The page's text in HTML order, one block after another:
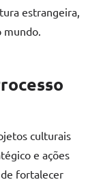
estrangeira,
culturais
e ações
fortalecer